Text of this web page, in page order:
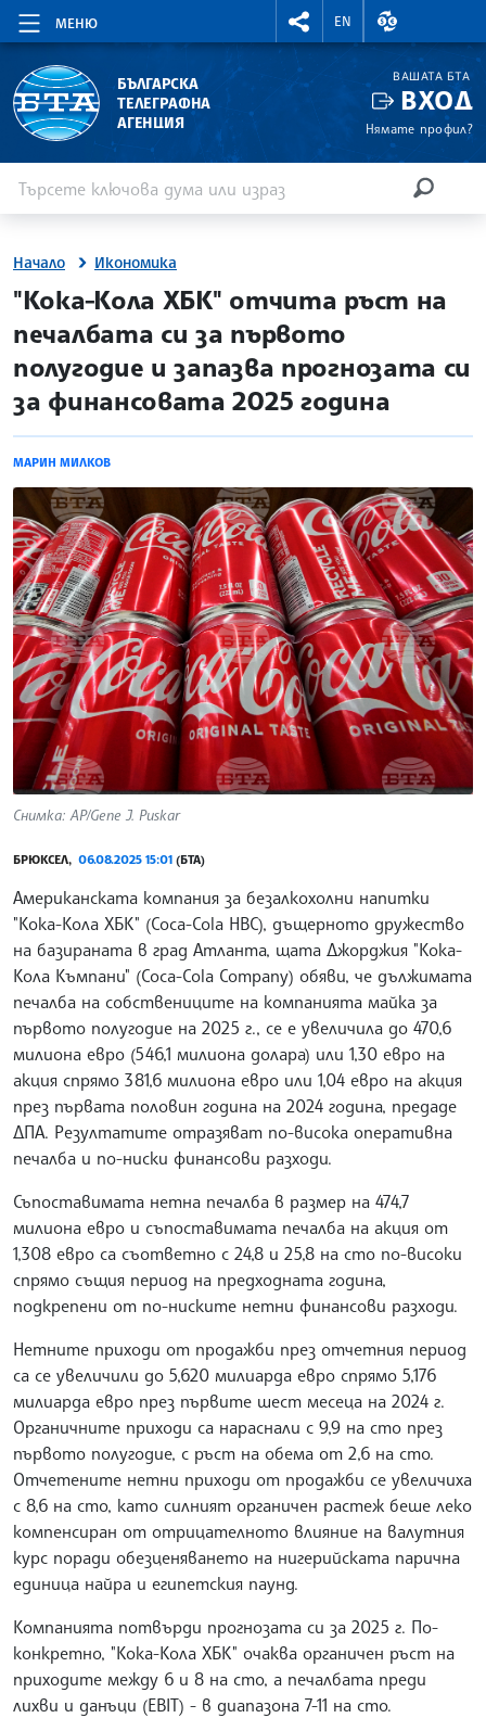
МЕНЮ
RIGHTMENU.SOCIAL
EN
ВАЛУТНИ
БЪЛГАРСКА
ТЕЛЕГРАФНА
АГЕНЦИЯ
ВАШАТА БТА
ВХОД
Нямате профил?
Начало Икономика
site.bta
"Кока-Кола ХБК" отчита ръст на
печалбата си за първото
полугодие и запазва прогнозата си
за финансовата 2025 година
МАРИН МИЛКОВ
Снимка: AP/Gene J. Puskar
БРЮКСЕЛ, 06.08.2025 15:01 (БТА)
Американската компания за безалкохолни напитки
"Кока-Кола ХБК" (Coca-Cola HBC), дъщерното дружество
на базираната в град Атланта, щата Джорджия "Кока-
Кола Къмпани" (Coca-Cola Company) обяви, че дължимата
печалба на собствениците на компанията майка за
първото полугодие на 2025 г., се е увеличила до 470,6
милиона евро (546,1 милиона долара) или 1,30 евро на
акция спрямо 381,6 милиона евро или 1,04 евро на акция
през първата половин година на 2024 година, предаде
ДПА. Резултатите отразяват по-висока оперативна
печалба и по-ниски финансови разходи.
Съпоставимата нетна печалба в размер на 474,7
милиона евро и съпоставимата печалба на акция от
1,308 евро са съответно с 24,8 и 25,8 на сто по-високи
спрямо същия период на предходната година,
подкрепени от по-ниските нетни финансови разходи.
Нетните приходи от продажби през отчетния период
са се увеличили до 5,620 милиарда евро спрямо 5,176
милиарда евро през първите шест месеца на 2024 г.
Органичните приходи са нараснали с 9,9 на сто през
първото полугодие, с ръст на обема от 2,6 на сто.
Отчетените нетни приходи от продажби се увеличиха
с 8,6 на сто, като силният органичен растеж беше леко
компенсиран от отрицателното влияние на валутния
курс поради обезценяването на нигерийската парична
единица найра и египетския паунд.
Компанията потвърди прогнозата си за 2025 г. По-
конкретно, "Кока-Кола ХБК" очаква органичен ръст на
приходите между 6 и 8 на сто, а печалбата преди
лихви и данъци (EBIT) - в диапазона 7-11 на сто.